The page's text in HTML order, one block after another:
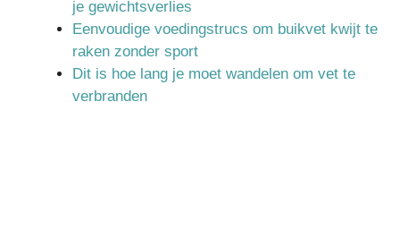
je gewichtsverlies
Eenvoudige voedingstrucs om buikvet kwijt te
raken zonder sport
Dit is hoe lang je moet wandelen om vet te
verbranden